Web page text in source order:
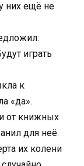
них ещё не
играть
к
«да».
от книжных
для неё
их колени